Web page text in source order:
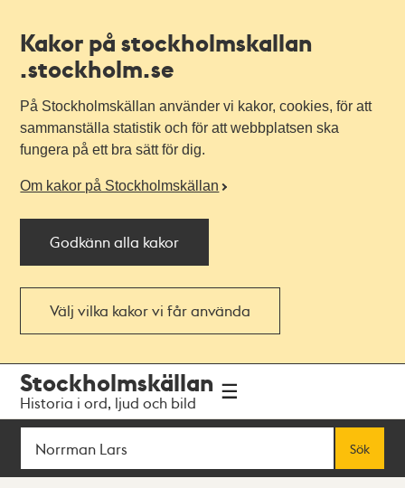
Kakor på stockholmskallan
.stockholm.se
På Stockholmskällan använder vi kakor, cookies, för att
sammanställa statistik och för att webbplatsen ska
fungera på ett bra sätt för dig.
Om kakor på Stockholmskällan
Godkänn alla kakor
Välj vilka kakor vi får använda
navigationen
huvudinnehållet
Stockholmskällan
Historia i ord, ljud och bild
Sök
Sök